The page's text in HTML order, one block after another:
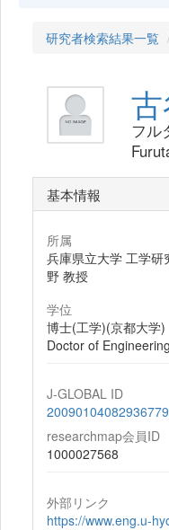
研究者検索結果一覧
フル
基本情報
所属
兵庫県立大学 工学
野 教授
学位
博士(工学)(京都大学)
Doctor of
J-GLOBAL ID
researchmap会員ID
1000027568
外部リンク
https://www.eng.u-